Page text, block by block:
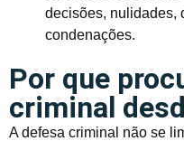
decisões, nulidades,
condenações.
Por que
criminal
A defesa criminal não se